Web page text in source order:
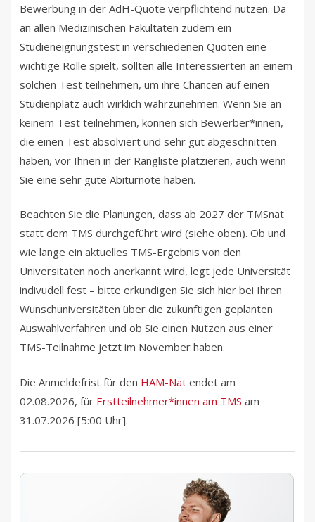
Bewerbung in der AdH-Quote verpflichtend nutzen. Da
an allen Medizinischen Fakultäten zudem ein
Studieneignungstest in verschiedenen Quoten eine
wichtige Rolle spielt, sollten alle Interessierten an einem
solchen Test teilnehmen, um ihre Chancen auf einen
Studienplatz auch wirklich wahrzunehmen. Wenn Sie an
keinem Test teilnehmen, können sich Bewerber*innen,
die einen Test absolviert und sehr gut abgeschnitten
haben, vor Ihnen in der Rangliste platzieren, auch wenn
Sie eine sehr gute Abiturnote haben.
Beachten Sie die Planungen, dass ab 2027 der TMSnat
statt dem TMS durchgeführt wird (siehe oben). Ob und
wie lange ein aktuelles TMS-Ergebnis von den
Universitäten noch anerkannt wird, legt jede Universität
indivudell fest – bitte erkundigen Sie sich hier bei Ihren
Wunschuniversitäten über die zukünftigen geplanten
Auswahlverfahren und ob Sie einen Nutzen aus einer
TMS-Teilnahme jetzt im November haben.
Die Anmeldefrist für den HAM-Nat endet am
02.08.2026, für Erstteilnehmer*innen am TMS am
31.07.2026 [5:00 Uhr].